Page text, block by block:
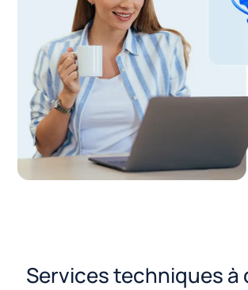
Services techniques